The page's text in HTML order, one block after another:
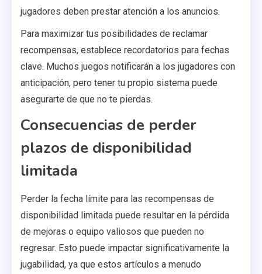
jugadores deben prestar atención a los anuncios.
Para maximizar tus posibilidades de reclamar
recompensas, establece recordatorios para fechas
clave. Muchos juegos notificarán a los jugadores con
anticipación, pero tener tu propio sistema puede
asegurarte de que no te pierdas.
Consecuencias de perder
plazos de disponibilidad
limitada
Perder la fecha límite para las recompensas de
disponibilidad limitada puede resultar en la pérdida
de mejoras o equipo valiosos que pueden no
regresar. Esto puede impactar significativamente la
jugabilidad, ya que estos artículos a menudo